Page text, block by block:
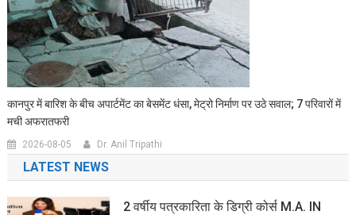
कानपुर में बारिश के बीच अपार्टमेंट का बेसमेंट धंसा, मेट्रो निर्माण पर उठे सवाल; 7 परिवारों में
मची अफरातफरी
2026-08-05 Dr. Anil Tripathi
LATEST NEWS
2 वर्षीय पत्रकारिता के डिग्री कोर्स M.A. IN